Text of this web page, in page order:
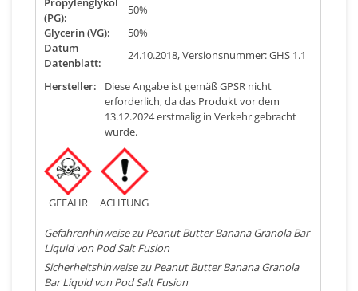
(PG):
50%
Glycerin (VG):
50%
Datum
Datenblatt:
24.10.2018, Versionsnummer: GHS 1.1
Hersteller:
Diese Angabe ist gemäß GPSR nicht
erforderlich, da das Produkt vor dem
13.12.2024 erstmalig in Verkehr gebracht
wurde.
GEFAHR ACHTUNG
Gefahrenhinweise zu Peanut Butter Banana Granola Bar
Liquid von Pod Salt Fusion
Sicherheitshinweise zu Peanut Butter Banana Granola
Bar Liquid von Pod Salt Fusion